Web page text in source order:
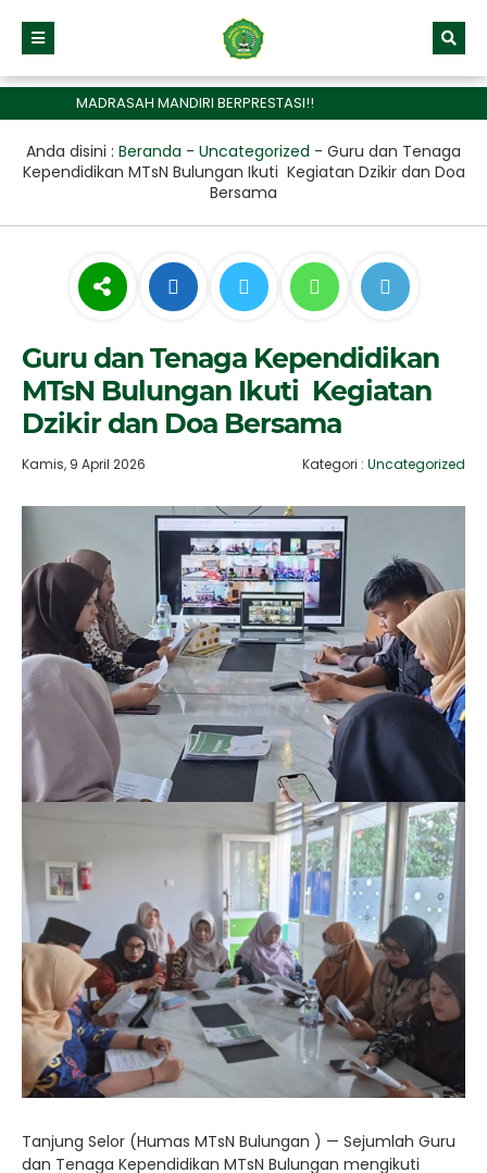
MADRASAH MANDIRI BERPRESTASI!!
Anda disini : Beranda - Uncategorized - Guru dan Tenaga
Kependidikan MTsN Bulungan Ikuti Kegiatan Dzikir dan Doa
Bersama
Guru dan Tenaga Kependidikan
MTsN Bulungan Ikuti Kegiatan
Dzikir dan Doa Bersama
Kamis, 9 April 2026 Kategori : Uncategorized
Tanjung Selor (Humas MTsN Bulungan ) — Sejumlah Guru
dan Tenaga Kependidikan MTsN Bulungan mengikuti